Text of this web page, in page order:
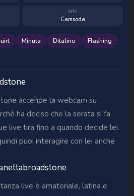
SITO
Camsoda
Minuta Ditalino
Flashing
accende la webcam su
ha deciso che la serata si fa
live tira fino a quando decide lei.
puoi interagire con lei anche
live è amatoriale, latina e